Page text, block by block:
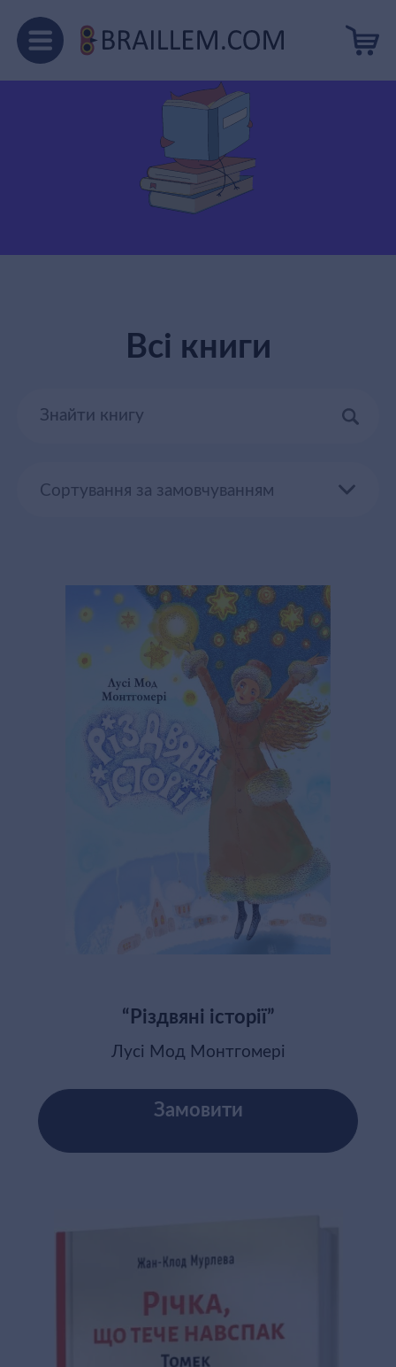
Для підлітків
Всі книги
товарів
Сортування за замовчуванням
“Різдвяні історії”
Лусі Мод Монтгомері
Замовити